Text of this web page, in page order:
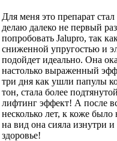
Для меня это препарат
делаю далеко не первый
попробовать Jalupro, так
сниженной упругостью и
подойдет идеально. Она
настолько выраженный
три дня как ушли папулы
тон, стала более
лифтинг эффект! А после
несколько лет, к коже было
на вид она сияла изнутри и
здоровье!